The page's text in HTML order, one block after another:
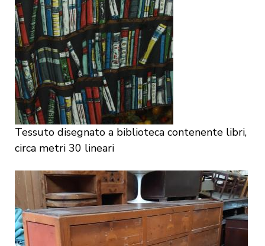
Tessuto disegnato a biblioteca contenente libri,
circa metri 30 lineari